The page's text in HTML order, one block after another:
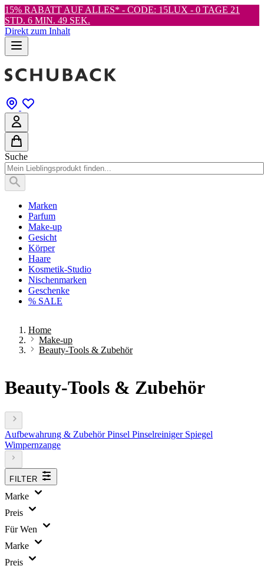
15% RABATT AUF ALLES* - CODE: 15LUX - 0 TAGE 21
STD. 6 MIN. 48 SEK.
Direkt zum Inhalt
Suche
Marken
Parfum
Make-up
Gesicht
Körper
Haare
Kosmetik-Studio
Nischenmarken
Geschenke
% SALE
Home
Make-up
Beauty-Tools & Zubehör
Beauty-Tools & Zubehör
Aufbewahrung & ZubehörPinsel Pinselreiniger Spiegel
Wimpernzange
FILTER
Marke
Preis
Für Wen
Marke
Preis